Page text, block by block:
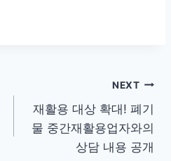
NEXT
재활용 대상 확대! 폐기
물 중간재활용업자와의
상담 내용 공개